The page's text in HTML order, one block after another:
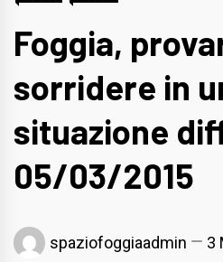
Foggia,
sorridere in
situazione
05/03/2015
spaziofoggiaadmin 3